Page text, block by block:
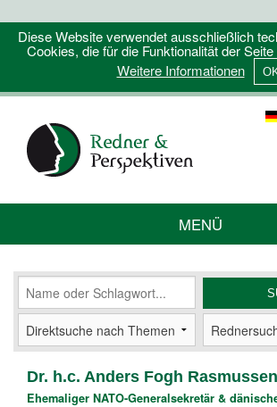
Diese Website verwendet ausschließlich
Cookies, die für die Funktionalität der
Weitere Informationen
MENÜ
Dr. h.c. Anders Fogh Rasmussen
Ehemaliger NATO-Generalsekretär &